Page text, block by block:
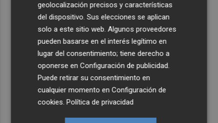
geolocalización precisos y características
del dispositivo. Sus elecciones se aplican
solo a este sitio web. Algunos proveedores
pueden basarse en el interés legítimo en
lugar del consentimiento; tiene derecho a
oponerse enConfiguración de publicidad.
Puede retirar su consentimiento en
cualquier momento enConfiguración de
cookies.Política de privacidad